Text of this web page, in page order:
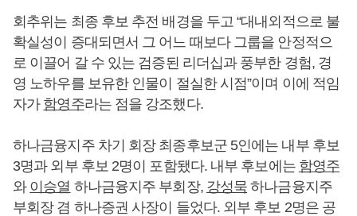
회추위는 최종 후보 추전 배경을 두고 “대내외적으로 불
확실성이 증대되면서 그 어느 때보다 그룹을 안정적으
로 이끌어 갈 수 있는 검증된 리더십과 풍부한 경험, 경
영 노하우를 보유한 인물이 절실한 시점”이며 이에 적임
자가 함영주라는 점을 강조했다.
하나금융지주 차기 회장 최종후보군 5인에는 내부 후보
3명과 외부 후보 2명이 포함됐다. 내부 후보에는 함영주
와 이승열 하나금융지주 부회장, 강성묵 하나금융지주
부회장 겸 하나증권 사장이 들었다. 외부 후보 2명은 공